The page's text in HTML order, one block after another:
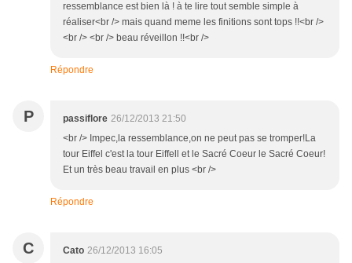
ressemblance est bien là ! à te lire tout semble simple à
réaliser<br /> mais quand meme les finitions sont tops !!<br />
<br /> <br /> beau réveillon !!<br />
Répondre
P passiflore 26/12/2013 21:50
<br /> Impec,la ressemblance,on ne peut pas se tromper!La
tour Eiffel c'est la tour Eiffell et le Sacré Coeur le Sacré Coeur!
Et un très beau travail en plus <br />
Répondre
C Cato 26/12/2013 16:05